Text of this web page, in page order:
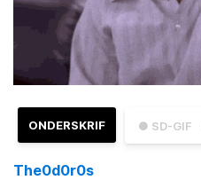
● SD-GIF
ONDERSKRIF
The0d0r0s